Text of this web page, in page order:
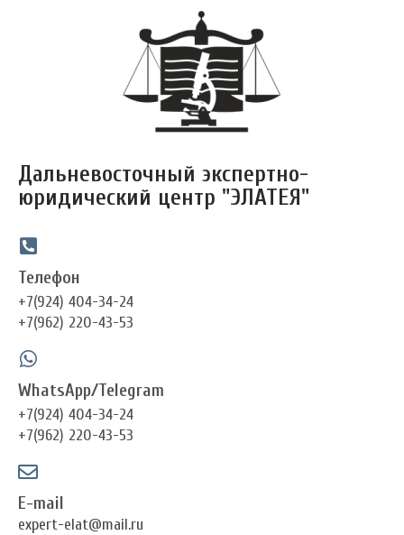
Дальневосточный экспертно-
юридический центр "ЭЛАТЕЯ"
Телефон
+7(924) 404-34-24
+7(962) 220-43-53
WhatsApp/Telegram
+7(924) 404-34-24
+7(962) 220-43-53
E-mail
expert-elat@mail.ru